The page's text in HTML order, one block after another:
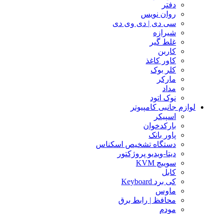
دفتر
روان نویس
سی دی | دی وی دی
شیرازه
غلط گیر
کاربن
کاور کاغذ
کلر بوک
مارکر
مداد
نوک اتود
لوازم جانبی کامپیوتر
اسپیکر
بارکدخوان
پاور بانک
دستگاه تشخیص اسکناس
دیتا-ویدیو پروژکتور
سوییچ KVM
کابل
کی برد Keyboard
ماوس
محافظ | رابط برق
مودم